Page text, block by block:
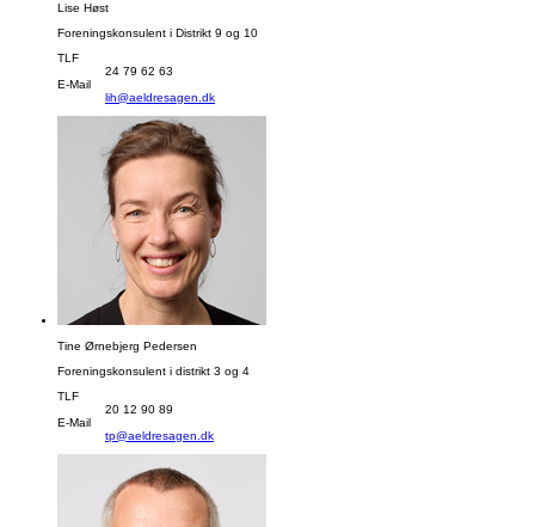
Lise Høst
Foreningskonsulent i Distrikt 9 og 10
TLF
24 79 62 63
E-Mail
lih@aeldresagen.dk
Tine Ørnebjerg Pedersen
Foreningskonsulent i distrikt 3 og 4
TLF
20 12 90 89
E-Mail
tp@aeldresagen.dk